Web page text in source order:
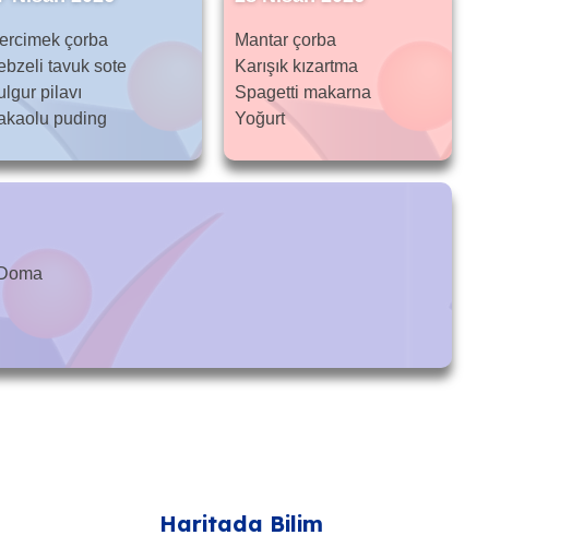
çorba
tavuk sote
pilavı
puding
Mantar çorba
Karışık kızartma
Spagetti makarna
Yoğurt
Haritada Bilim